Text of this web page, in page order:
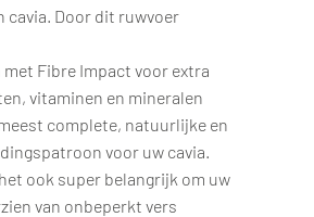
cavia. Door dit ruwvoer
met Fibre Impact voor extra
vitaminen en mineralen
complete, natuurlijke en
voor uw cavia.
ook super belangrijk om uw
van onbeperkt vers